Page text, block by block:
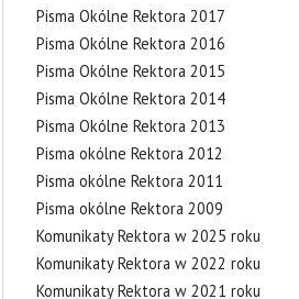
Pisma Okólne Rektora 2017
Pisma Okólne Rektora 2016
Pisma Okólne Rektora 2015
Pisma Okólne Rektora 2014
Pisma Okólne Rektora 2013
Pisma okólne Rektora 2012
Pisma okólne Rektora 2011
Pisma okólne Rektora 2009
Komunikaty Rektora w 2025 roku
Komunikaty Rektora w 2022 roku
Komunikaty Rektora w 2021 roku